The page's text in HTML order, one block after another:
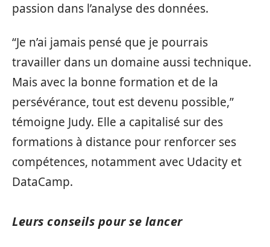
passion dans l’analyse des données.
“Je n’ai jamais pensé que je pourrais
travailler dans un domaine aussi technique.
Mais avec la bonne formation et de la
persévérance, tout est devenu possible,”
témoigne Judy. Elle a capitalisé sur des
formations à distance pour renforcer ses
compétences, notamment avec Udacity et
DataCamp.
Leurs conseils pour se lancer